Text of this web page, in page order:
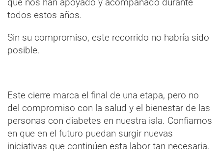
que nos han apoyado y acompañado durante
todos estos años.
Sin su compromiso, este recorrido no habría sido
posible.
Este cierre marca el final de una etapa, pero no
del compromiso con la salud y el bienestar de las
personas con diabetes en nuestra isla. Confiamos
en que en el futuro puedan surgir nuevas
iniciativas que continúen esta labor tan necesaria.